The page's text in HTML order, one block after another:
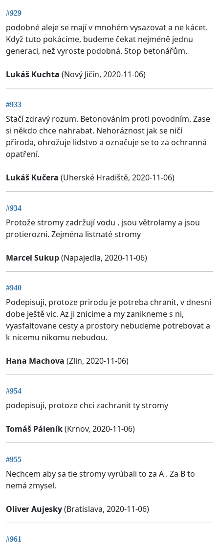
#929
podobné aleje se mají v mnohém vysazovat a ne kácet.
Když tuto pokácíme, budeme čekat nejméně jednu
generaci, než vyroste podobná. Stop betonářům.
Lukáš Kuchta (Nový Jičín, 2020-11-06)
#933
Stačí zdravý rozum. Betonováním proti povodním. Zase
si někdo chce nahrabat. Nehoráznost jak se ničí
příroda, ohrožuje lidstvo a označuje se to za ochranná
opatření.
Lukáš Kučera (Uherské Hradiště, 2020-11-06)
#934
Protože stromy zadržují vodu , jsou větrolamy a jsou
protierozni. Zejména listnaté stromy
Marcel Sukup(Napajedla, 2020-11-06)
#940
Podepisuji, protoze prirodu je potreba chranit, v dnesni
dobe ještě vic. Az ji znicime a my zanikneme s ni,
vyasfaltovane cesty a prostory nebudeme potrebovat a
k nicemu nikomu nebudou.
Hana Machova (Zlin, 2020-11-06)
#954
podepisuji, protoze chci zachranit ty stromy
Tomáš Páleník(Krnov, 2020-11-06)
#955
Nechcem aby sa tie stromy vyrúbali to za A . Za B to
nemá zmysel.
Oliver Aujesky(Bratislava, 2020-11-06)
#961